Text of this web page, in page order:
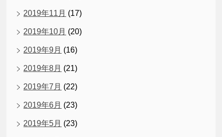
2019年11月 (17)
2019年10月 (20)
2019年9月 (16)
2019年8月 (21)
2019年7月 (22)
2019年6月 (23)
2019年5月 (23)